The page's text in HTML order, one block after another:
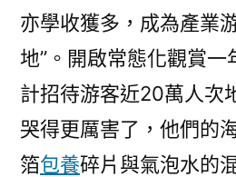
亦學收獲多，成為產業
地”。開啟常態化觀賞一
計招待游客近20萬人次
哭得更厲害了，他們的
箔包養碎片與氣泡水的